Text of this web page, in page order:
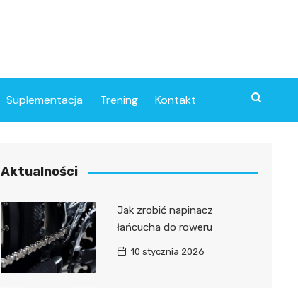
Suplementacja Trening Kontakt
Aktualności
Jak zrobić napinacz
łańcucha do roweru
10 stycznia 2026